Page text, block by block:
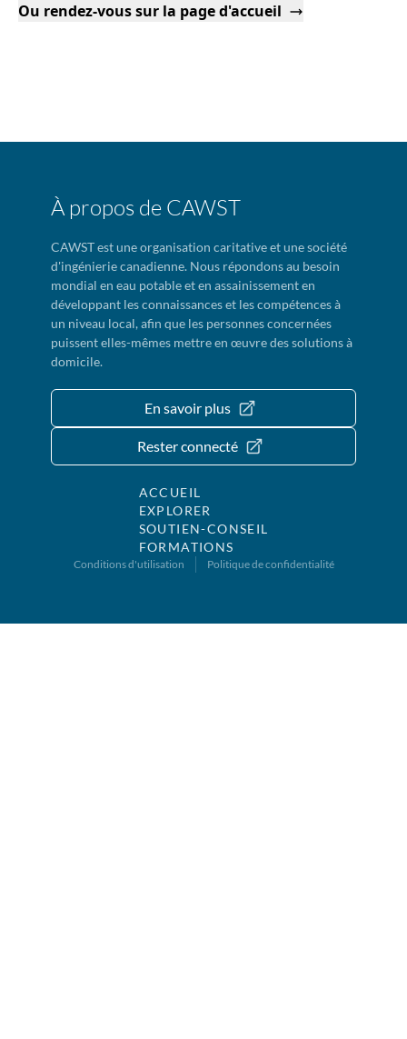
Ou rendez-vous sur la page d'accueil
À propos de CAWST
CAWST est une organisation caritative et une société
d'ingénierie canadienne. Nous répondons au besoin
mondial en eau potable et en assainissement en
développant les connaissances et les compétences à
un niveau local, afin que les personnes concernées
puissent elles-mêmes mettre en œuvre des solutions à
domicile.
En savoir plus
Rester connecté
ACCUEIL
EXPLORER
SOUTIEN-CONSEIL
FORMATIONS
Conditions d'utilisation Politique de confidentialité